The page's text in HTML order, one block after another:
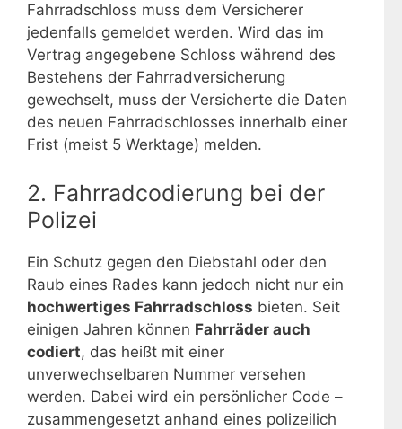
Fahrradschloss muss dem Versicherer
jedenfalls gemeldet werden. Wird das im
Vertrag angegebene Schloss während des
Bestehens der Fahrradversicherung
gewechselt, muss der Versicherte die Daten
des neuen Fahrradschlosses innerhalb einer
Frist (meist 5 Werktage) melden.
2. Fahrradcodierung bei der
Polizei
Ein Schutz gegen den Diebstahl oder den
Raub eines Rades kann jedoch nicht nur ein
hochwertiges Fahrradschloss bieten. Seit
einigen Jahren können Fahrräder auch
codiert, das heißt mit einer
unverwechselbaren Nummer versehen
werden. Dabei wird ein persönlicher Code –
zusammengesetzt anhand eines polizeilich